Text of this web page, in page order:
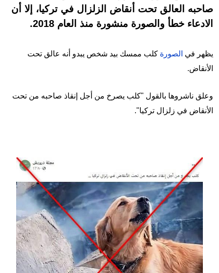
صاحبه العالق تحت أنقاض الزلزال في تركيا، إلا أن
الادعاء خطأ والصورة منشورة منذ العام 2018.
يظهر في الصورة كلب ممسك بيد شخص يبدو أنه عالق تحت
الأنقاض.
وعلق ناشروها بالقول "كلب يصرخ من أجل إنقاذ صاحبه من تحت
الأنقاض في زلزال تركيا".
Image